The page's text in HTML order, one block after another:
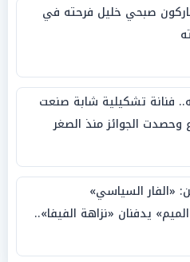
صبحي خليل فرحته في
فنانة تشكيلية شابة صنعت
وحصدت الجوائز منذ الصغر
«الفار السياسي»
يدفنان «نزاهة الفيفا»..